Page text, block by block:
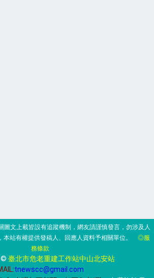
圖文上載皆設有追蹤機制，網友請謹慎發言，勿涉及人
本站有權提供發稿人、回應人資料予相關單位。 ◎服
務條款
© 臺北市危老重建工作站中山北安站
tnewscc@gmail.com